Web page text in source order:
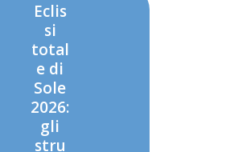
Eclis
si
total
e di
Sole
2026:
gli
stru